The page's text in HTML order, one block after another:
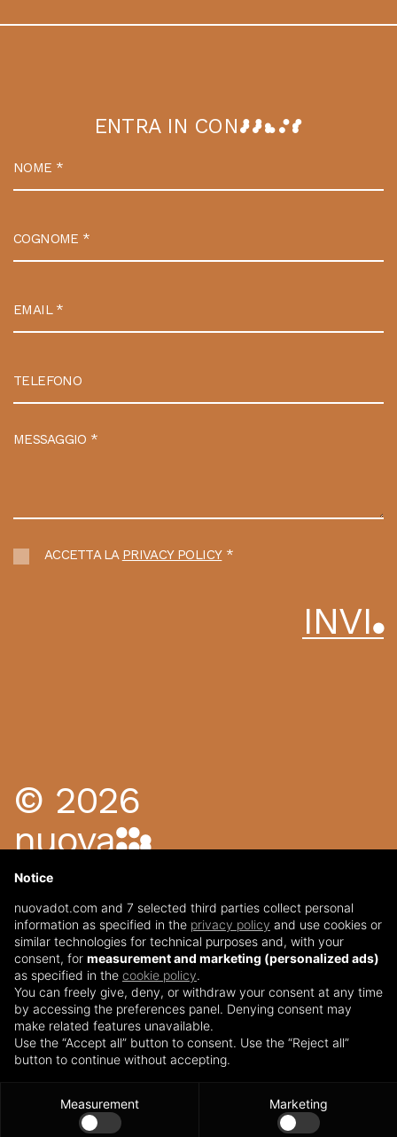
ENTRA IN CONTATTO
NOME *
COGNOME *
EMAIL *
TELEFONO
MESSAGGIO *
ACCETTA LA PRIVACY POLICY*
NVIA
© 2026
nuovadot
CONTATTI
VIA PER GRUMELLO 61
24127 BERGAMO
INFO@NUOVADOT.COM
035 02 90 153
INSTAGRAM-LINKEDIN
GOLD CERTIFIED PARTNERS
Notice
nuovadot.com and 7 selected third parties collect personal
information as specified in the privacy policy and use cookies or
similar technologies for technical purposes and, with your
consent, for measurement and marketing (personalized ads)
as specified in the cookie policy.
You can freely give, deny, or withdraw your consent at any time
by accessing the preferences panel. Denying consent may
make related features unavailable.
Use the “Accept all” button to consent. Use the “Reject all”
button to continue without accepting.
Measurement Marketing